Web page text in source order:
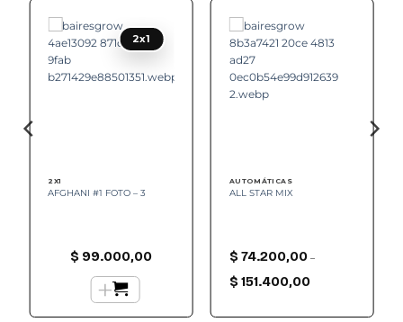
2x1
wishlist
2X1
AFGHANI #1 FOTO – 3
$99.000,00
+
AUTOMÁTICAS
ALL STAR MIX
$74.200,00 –
$151.400,00de
precios: